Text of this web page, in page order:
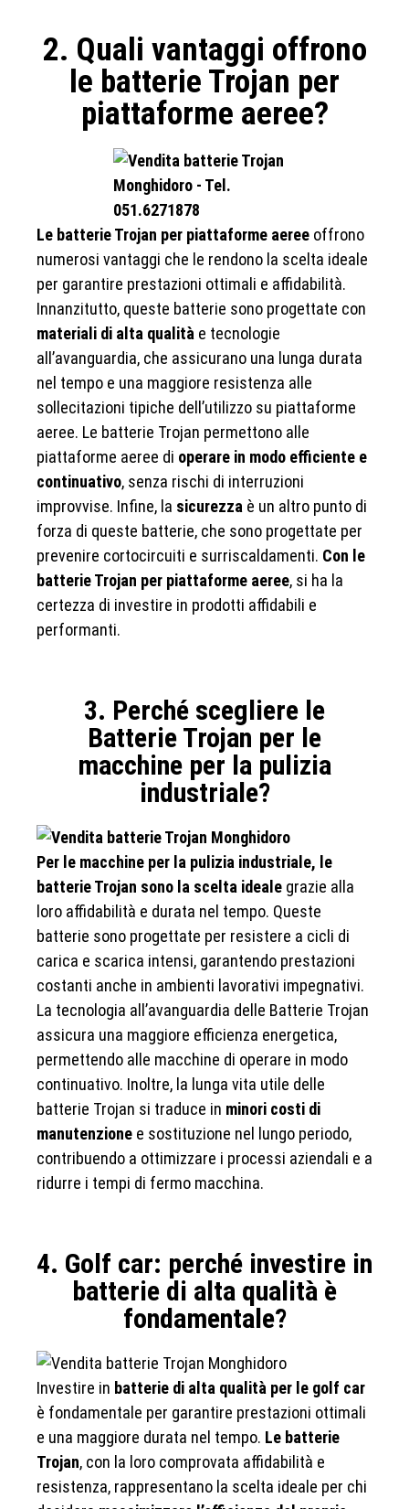
2. Quali vantaggi offrono
le batterie Trojan per
piattaforme aeree?
Le batterie Trojan per piattaforme aeree offrono
numerosi vantaggi che le rendono la scelta ideale
per garantire prestazioni ottimali e affidabilità.
Innanzitutto, queste batterie sono progettate con
materiali di alta qualità e tecnologie
all’avanguardia, che assicurano una lunga durata
nel tempo e una maggiore resistenza alle
sollecitazioni tipiche dell’utilizzo su piattaforme
aeree. Le batterie Trojan permettono alle
piattaforme aeree di operare in modo efficiente e
continuativo, senza rischi di interruzioni
improvvise. Infine, la sicurezza è un altro punto di
forza di queste batterie, che sono progettate per
prevenire cortocircuiti e surriscaldamenti. Con le
batterie Trojan per piattaforme aeree, si ha la
certezza di investire in prodotti affidabili e
performanti.
3. Perché scegliere le
Batterie Trojan per le
macchine per la pulizia
industriale?
Per le macchine per la pulizia industriale, le
batterie Trojan sono la scelta ideale grazie alla
loro affidabilità e durata nel tempo. Queste
batterie sono progettate per resistere a cicli di
carica e scarica intensi, garantendo prestazioni
costanti anche in ambienti lavorativi impegnativi.
La tecnologia all’avanguardia delle Batterie Trojan
assicura una maggiore efficienza energetica,
permettendo alle macchine di operare in modo
continuativo. Inoltre, la lunga vita utile delle
batterie Trojan si traduce in minori costi di
manutenzione e sostituzione nel lungo periodo,
contribuendo a ottimizzare i processi aziendali e a
ridurre i tempi di fermo macchina.
4. Golf car: perché investire in
batterie di alta qualità è
fondamentale?
Investire in batterie di alta qualità per le golf car
è fondamentale per garantire prestazioni ottimali
e una maggiore durata nel tempo. Le batterie
Trojan, con la loro comprovata affidabilità e
resistenza, rappresentano la scelta ideale per chi